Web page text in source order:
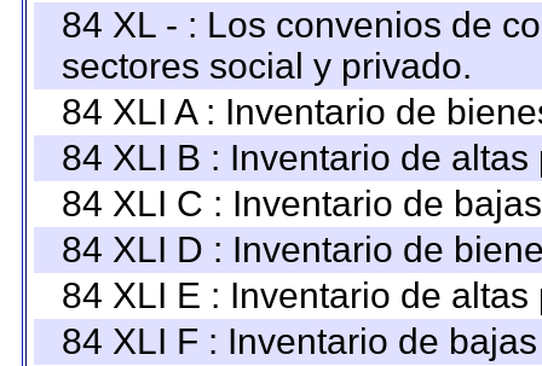
84 XL - : Los convenios de
sectores social y privado.
84 XLI A : Inventario de
84 XLI B : Inventario de
84 XLI C : Inventario de
84 XLI D : Inventario de
84 XLI E : Inventario de
84 XLI F : Inventario de